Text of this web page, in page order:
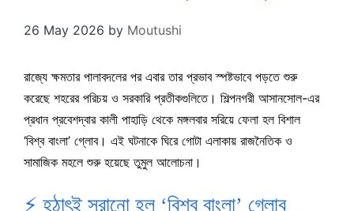
26 May 2026 by Moutushi
রাজ্যে ক্ষমতার পালাবদলের পর এবার তার প্রভাব স্পষ্টভাবে পড়তে শুরু
করেছে শহরের পরিচয় ও সরকারি প্রতীকগুলিতে। শিল্পনগরী আসানসোল-এর
প্রধান প্রবেশদ্বার কালী পাহাড়ি থেকে মঙ্গলবার সরিয়ে ফেলা হল বিশাল
‘বিশ্ব বাংলা’ গ্লোব। এই ঘটনাকে ঘিরে গোটা এলাকায় রাজনৈতিক ও
সামাজিক মহলে শুরু হয়েছে তুমুল আলোচনা।
⚡ হঠাৎই সরানো হল ‘বিশ্ব বাংলা’ গ্লোব